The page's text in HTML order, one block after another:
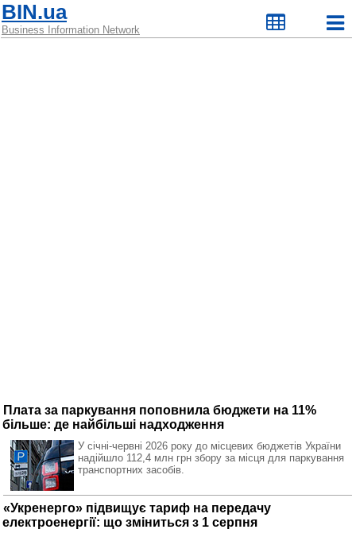
BIN.ua
Business Information Network
Плата за паркування поповнила бюджети на 11%
більше: де найбільші надходження
У січні-червні 2026 року до місцевих бюджетів України
надійшло 112,4 млн грн збору за місця для паркування
транспортних засобів.
«Укренерго» підвищує тариф на передачу
електроенергії: що зміниться з 1 серпня